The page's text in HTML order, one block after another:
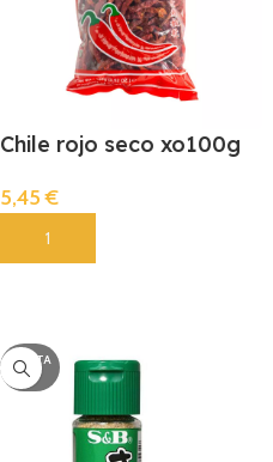
Chile rojo seco xo100g
5,45€
Añadir
AGOTA
DO